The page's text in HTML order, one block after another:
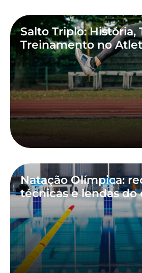
Salto Triplo: História,
Treinamento no
Natação Olímpica:
técnicas e lendas do